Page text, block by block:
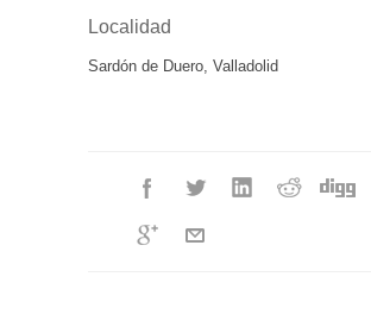
Localidad
Sardón de Duero, Valladolid